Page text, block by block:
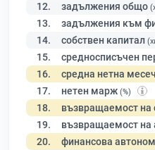
12. задължения общо
13. задължения към
14. собствен капитал
15. средносписъчен
16. средна нетна
17. нетен марж (%)
18. възвращаемост на
19. възвращаемост на
20. финансова